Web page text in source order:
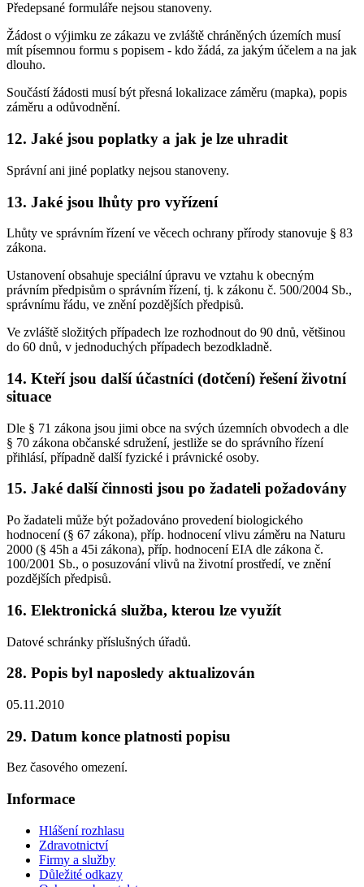
Předepsané formuláře nejsou stanoveny.
Žádost o výjimku ze zákazu ve zvláště chráněných územích musí
mít písemnou formu s popisem - kdo žádá, za jakým účelem a na jak
dlouho.
Součástí žádosti musí být přesná lokalizace záměru (mapka), popis
záměru a odůvodnění.
12. Jaké jsou poplatky a jak je lze uhradit
Správní ani jiné poplatky nejsou stanoveny.
13. Jaké jsou lhůty pro vyřízení
Lhůty ve správním řízení ve věcech ochrany přírody stanovuje § 83
zákona.
Ustanovení obsahuje speciální úpravu ve vztahu k obecným
právním předpisům o správním řízení, tj. k zákonu č. 500/2004 Sb.,
správnímu řádu, ve znění pozdějších předpisů.
Ve zvláště složitých případech lze rozhodnout do 90 dnů, většinou
do 60 dnů, v jednoduchých případech bezodkladně.
14. Kteří jsou další účastníci (dotčení) řešení životní
situace
Dle § 71 zákona jsou jimi obce na svých územních obvodech a dle
§ 70 zákona občanské sdružení, jestliže se do správního řízení
přihlásí, případně další fyzické i právnické osoby.
15. Jaké další činnosti jsou po žadateli požadovány
Po žadateli může být požadováno provedení biologického
hodnocení (§ 67 zákona), příp. hodnocení vlivu záměru na Naturu
2000 (§ 45h a 45i zákona), příp. hodnocení EIA dle zákona č.
100/2001 Sb., o posuzování vlivů na životní prostředí, ve znění
pozdějších předpisů.
16. Elektronická služba, kterou lze využít
Datové schránky příslušných úřadů.
28. Popis byl naposledy aktualizován
05.11.2010
29. Datum konce platnosti popisu
Bez časového omezení.
Informace
Hlášení rozhlasu
Zdravotnictví
Firmy a služby
Důležité odkazy